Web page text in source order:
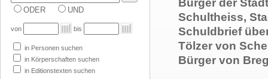
ODER UND
von bis
in Personen suchen
in Körperschaften suchen
in Editionstexten suchen
Bürger der
Schultheiss,
Schuldbrief
Tölzer von
Bürger von